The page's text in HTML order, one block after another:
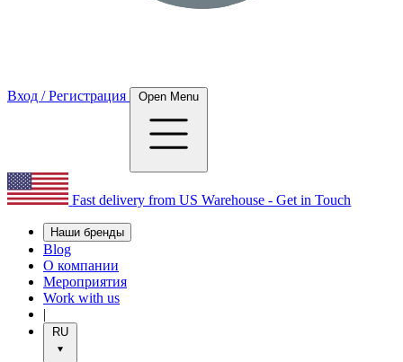
Вход / Регистрация Open Menu
Fast delivery from US Warehouse - Get in Touch
Наши бренды
Blog
О компании
Мероприятия
Work with us
|
RU